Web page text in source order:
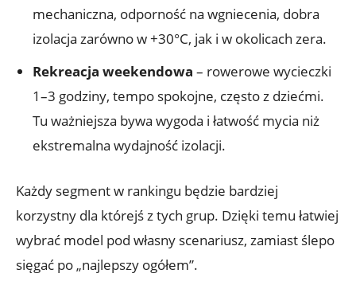
mechaniczna, odporność na wgniecenia, dobra
izolacja zarówno w +30°C, jak i w okolicach zera.
Rekreacja weekendowa – rowerowe wycieczki
1–3 godziny, tempo spokojne, często z dziećmi.
Tu ważniejsza bywa wygoda i łatwość mycia niż
ekstremalna wydajność izolacji.
Każdy segment w rankingu będzie bardziej
korzystny dla którejś z tych grup. Dzięki temu łatwiej
wybrać model pod własny scenariusz, zamiast ślepo
sięgać po „najlepszy ogółem”.